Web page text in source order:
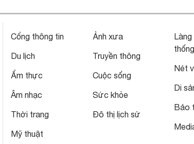
Cổng thông tin
Du lịch
Ẩm thực
Âm nhạc
Thời trang
Mỹ thuật
Ảnh xưa
Truyền thông
Cuộc sống
Sức khỏe
Đô thị lịch sử
Làng
thống
Nét
Di
Bảo